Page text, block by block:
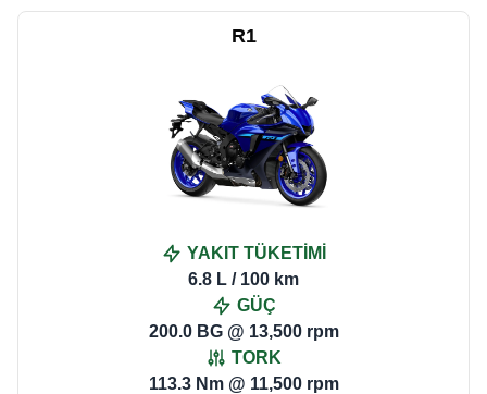
R1
YAKIT TÜKETİMİ
6.8 L / 100 km
GÜÇ
200.0 BG @ 13,500 rpm
TORK
113.3 Nm @ 11,500 rpm